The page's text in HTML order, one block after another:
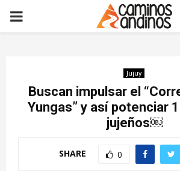
PRIMARY
Jujuy
Buscan impulsar el
Yungas” y así potenciar
jujeños￼
SHARE 0